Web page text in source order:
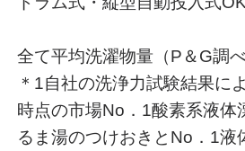
全て平均洗濯物量（P＆G調べ
＊1自社の洗浄力試験結果に
時点の市場No．1酸素系液体
るま湯のつけおきとNo．1液